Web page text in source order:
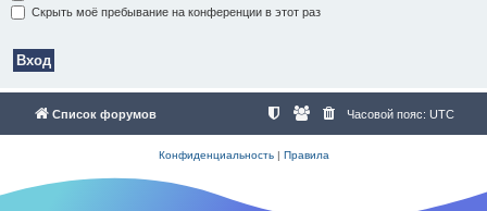
Скрыть моё пребывание на конференции в этот раз
Список форумов Часовой пояс: UTC
Конфиденциальность| Правила